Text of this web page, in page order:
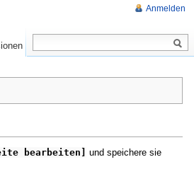
bearbeiten]
und speichere sie
Anmelden